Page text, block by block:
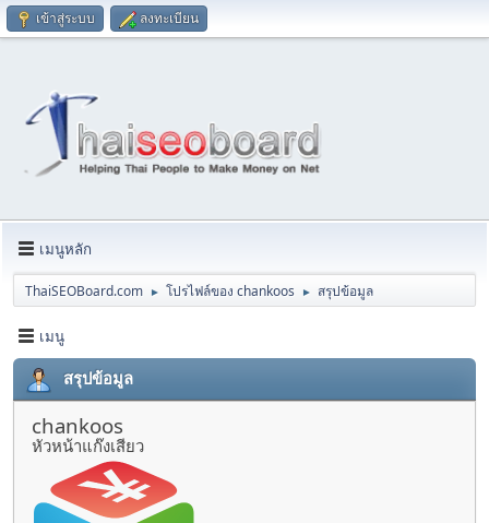
เข้าสู่ระบบ ลงทะเบียน
เมนูหลัก
ThaiSEOBoard.com ► โปรไฟล์ของ chankoos ► สรุปข้อมูล
เมนู
สรุปข้อมูล
chankoos
หัวหน้าแก๊งเสียว